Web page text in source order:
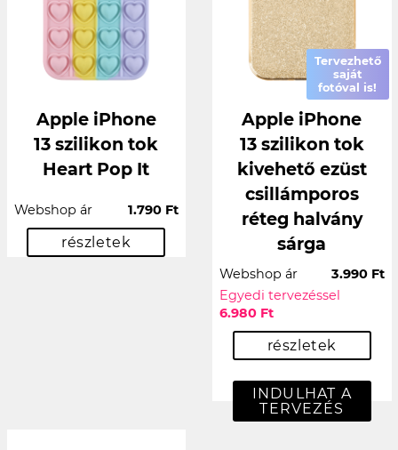
Apple iPhone
13 szilikon tok
Heart Pop It
Webshop ár 1.790 Ft
részletek
Tervezhető
saját
fotóval is!
Apple iPhone
13 szilikon tok
kivehető ezüst
csillámporos
réteg halvány
sárga
Webshop ár
3.990 Ft
Egyedi tervezéssel
6.980 Ft
részletek
INDULHAT A
TERVEZÉS